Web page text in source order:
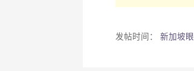
发帖时间：新加坡眼